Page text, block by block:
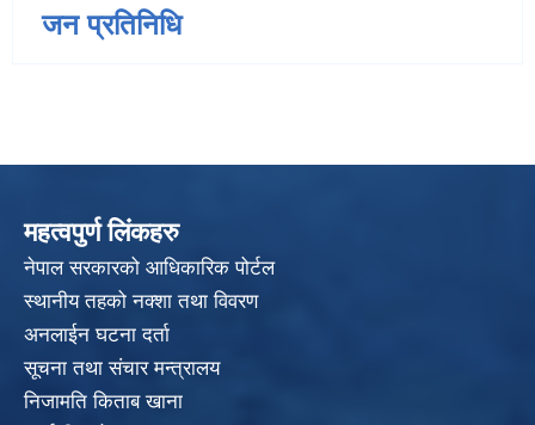
जन प्रतिनिधि
महत्वपुर्ण लिंकहरु
नेपाल सरकारको आधिकारिक पोर्टल
स्थानीय तहको नक्शा तथा विवरण
अनलाईन घटना दर्ता
सूचना तथा संचार मन्त्रालय
निजामति किताब खाना